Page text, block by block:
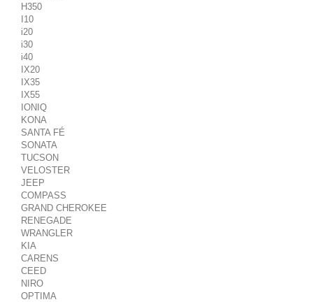
H350
I10
i20
i30
i40
IX20
IX35
IX55
IONIQ
KONA
SANTA FÉ
SONATA
TUCSON
VELOSTER
JEEP
COMPASS
GRAND CHEROKEE
RENEGADE
WRANGLER
KIA
CARENS
CEED
NIRO
OPTIMA